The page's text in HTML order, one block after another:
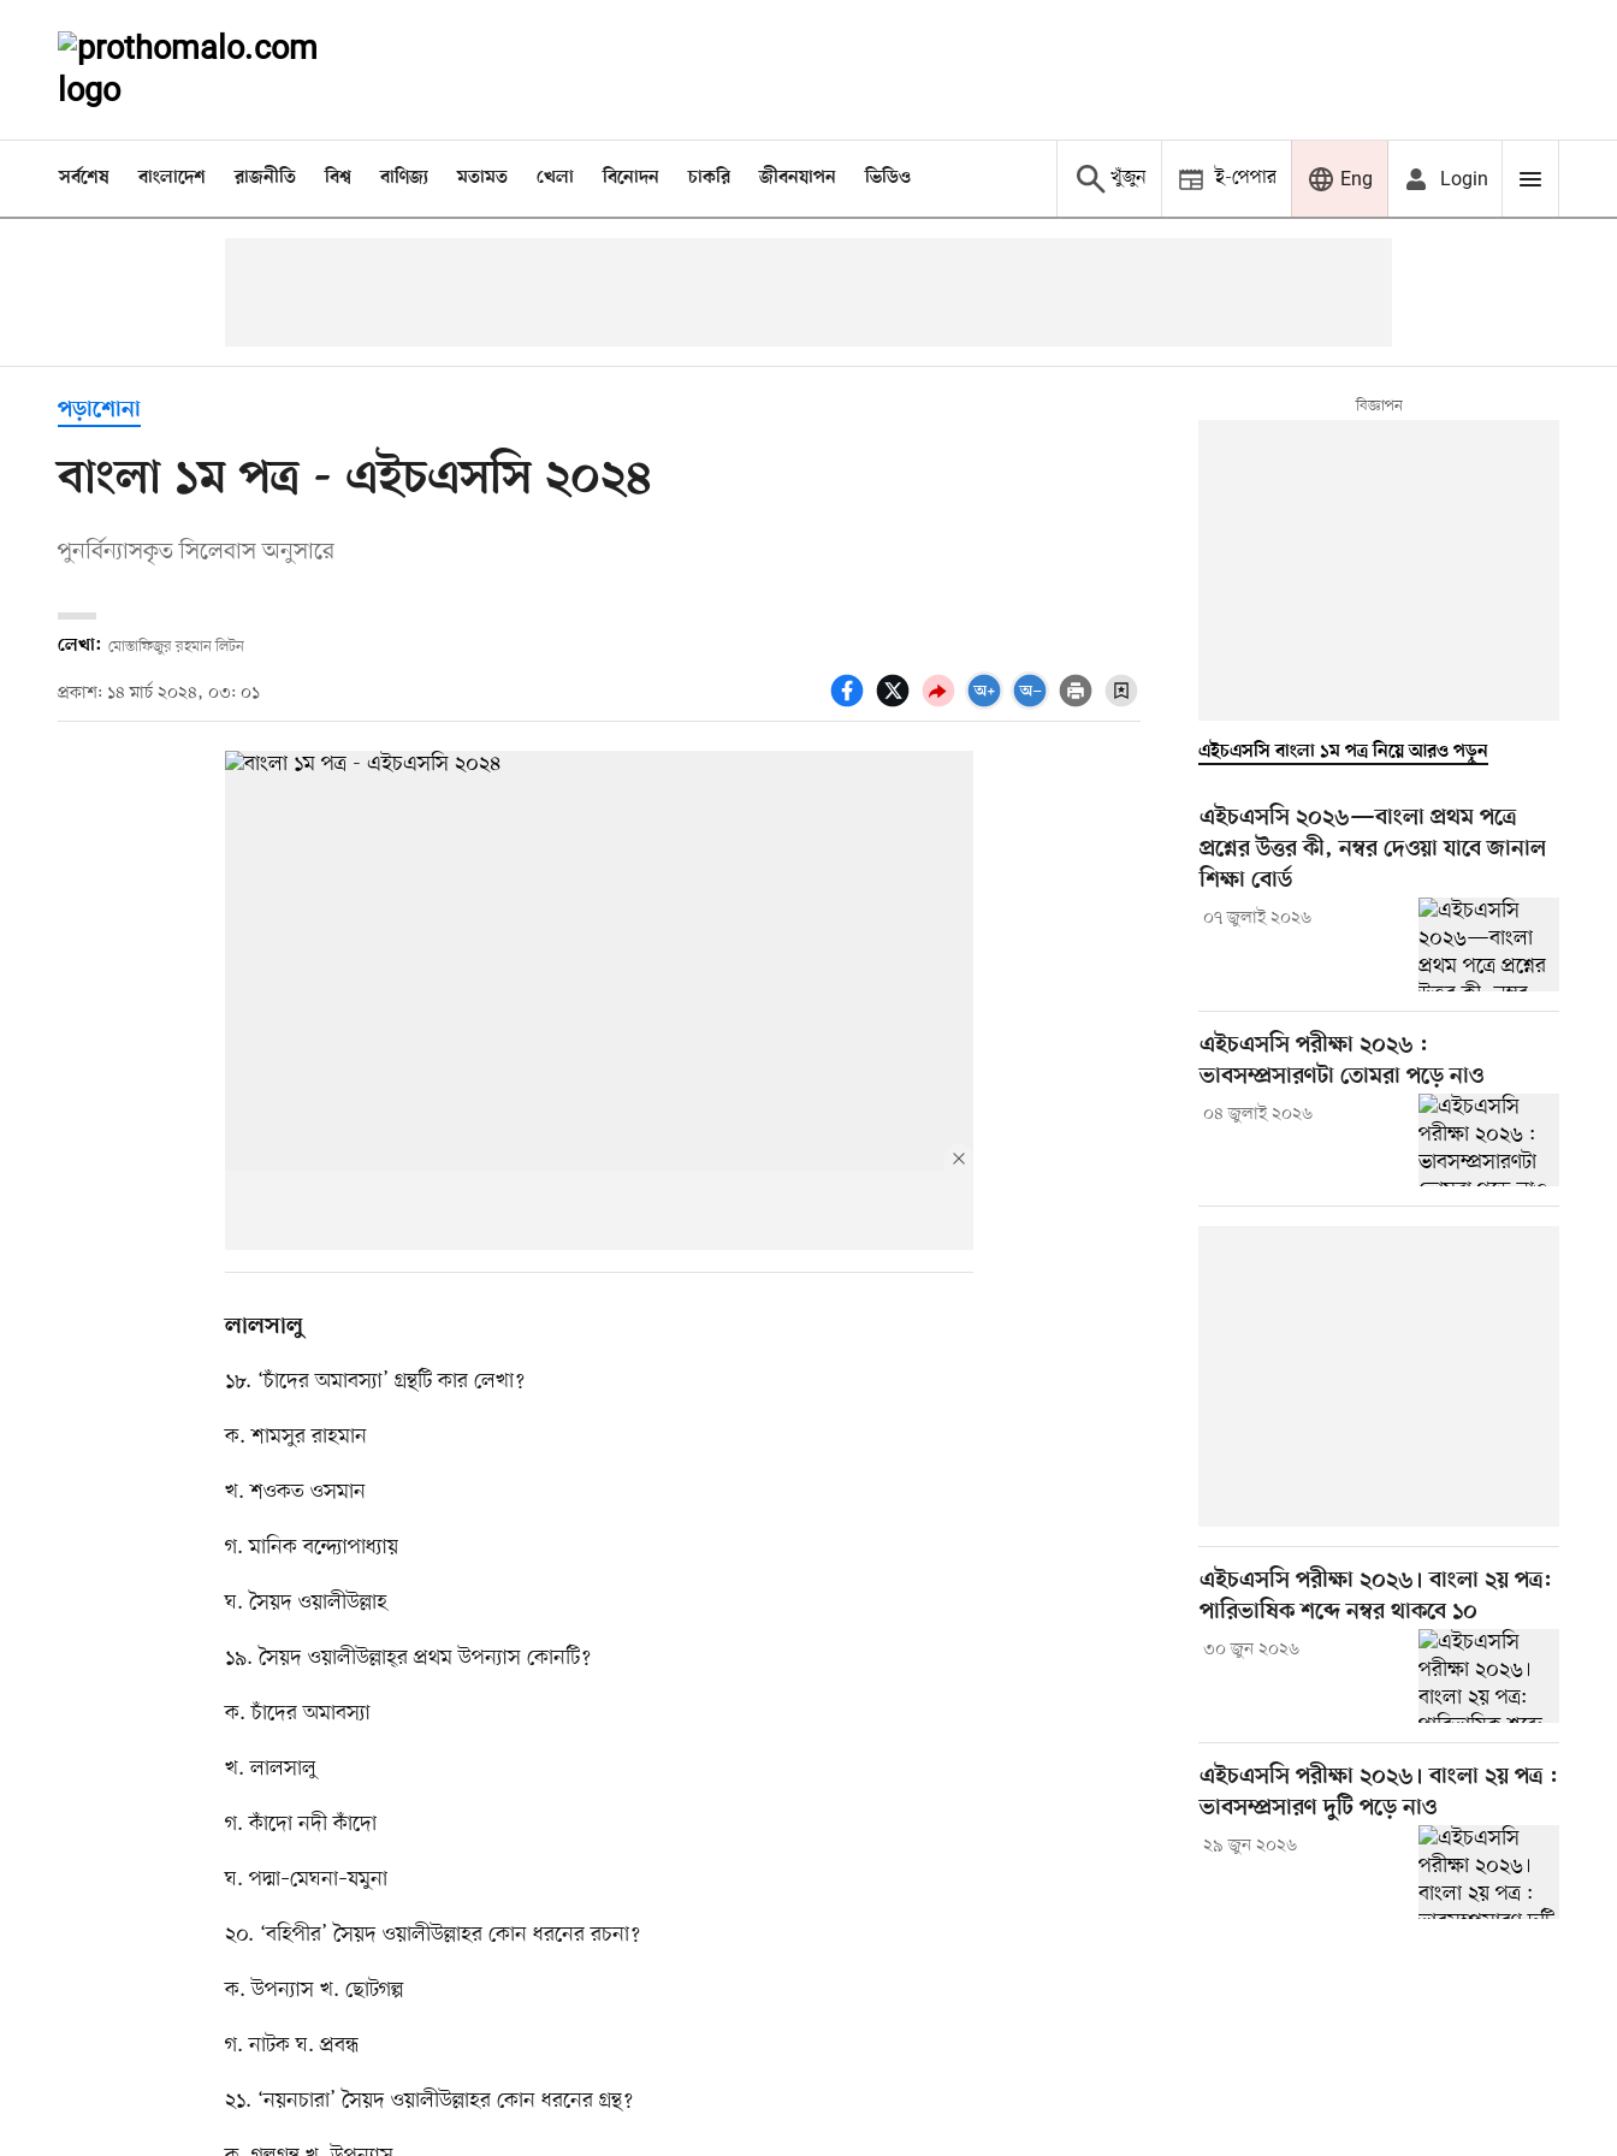
সর্বশেষ বাংলাদেশ রাজনীতি বিশ্ব বাণিজ্য মতামত খেলা বিনোদন চাকরি জীবনযাপন ভিডিও খুঁজুন ই-পেপার Eng Login
পড়াশোনা
বাংলা ১ম পত্র - এইচএসসি ২০২৪
পুনর্বিন্যাসকৃত সিলেবাস অনুসারে
লেখা: মোস্তাফিজুর রহমান লিটন
প্রকাশ: ১৪ মার্চ ২০২৪, ০৩: ০১
লালসালু
১৮. ‘চাঁদের অমাবস্যা’ গ্রন্থটি কার লেখা?
ক. শামসুর রাহমান
খ. শওকত ওসমান
গ. মানিক বন্দ্যোপাধ্যায়
ঘ. সৈয়দ ওয়ালীউল্লাহ
১৯. সৈয়দ ওয়ালীউল্লাহ্​র প্রথম উপন্যাস কোনটি?
ক. চাঁদের অমাবস্যা
খ. লালসালু
গ. কাঁদো নদী কাঁদো
ঘ. পদ্মা–মেঘনা–যমুনা
২০. ‘বহিপীর’ সৈয়দ ওয়ালীউল্লাহর কোন ধরনের রচনা?
ক. উপন্যাস খ. ছোটগল্প
গ. নাটক ঘ. প্রবন্ধ
২১. ‘নয়নচারা’ সৈয়দ ওয়ালীউল্লাহর কোন ধরনের গ্রন্থ?
এইচএসসি বাংলা ১ম পত্র নিয়ে আরও পড়ুন
এইচএসসি ২০২৬—বাংলা প্রথম পত্রে
প্রশ্নের উত্তর কী, নম্বর দেওয়া যাবে জানাল
শিক্ষা বোর্ড
০৭ জুলাই ২০২৬
এইচএসসি পরীক্ষা ২০২৬ :
ভাবসম্প্রসারণটা তোমরা পড়ে নাও
০৪ জুলাই ২০২৬
এইচএসসি পরীক্ষা ২০২৬। বাংলা ২য় পত্র:
পারিভাষিক শব্দে নম্বর থাকবে ১০
৩০ জুন ২০২৬
এইচএসসি পরীক্ষা ২০২৬। বাংলা ২য় পত্র :
ভাবসম্প্রসারণ দুটি পড়ে নাও
২৯ জুন ২০২৬